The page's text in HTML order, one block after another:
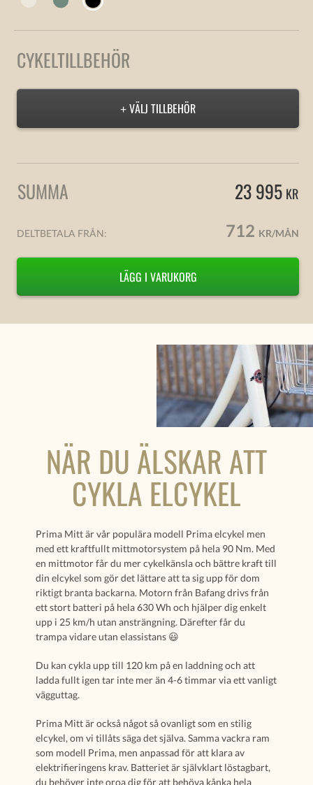
CYKELTILLBEHÖR
+ VÄLJ TILLBEHÖR
SUMMA 23 995 KR
DELTBETALA FRÅN: 712 KR/MÅN
LÄGG I VARUKORG
NÄR DU ÄLSKAR ATT
CYKLA ELCYKEL
Prima Mitt är vår populära modell Prima elcykel men
med ett kraftfullt mittmotorsystem på hela 90 Nm. Med
en mittmotor får du mer cykelkänsla och bättre kraft till
din elcykel som gör det lättare att ta sig upp för dom
riktigt branta backarna. Motorn från Bafang drivs från
ett stort batteri på hela 630 Wh och hjälper dig enkelt
upp i 25 km/h utan ansträngning. Därefter får du
trampa vidare utan elassistans 😃
Du kan cykla upp till 120 km på en laddning och att
ladda fullt igen tar inte mer än 4-6 timmar via ett vanligt
vägguttag.
Prima Mitt är också något så ovanligt som en stilig
elcykel, om vi tillåts säga det själva. Samma vackra ram
som modell Prima, men anpassad för att klara av
elektrifieringens krav. Batteriet är självklart löstagbart,
du behöver inte oroa dig för att behöva kånka hela